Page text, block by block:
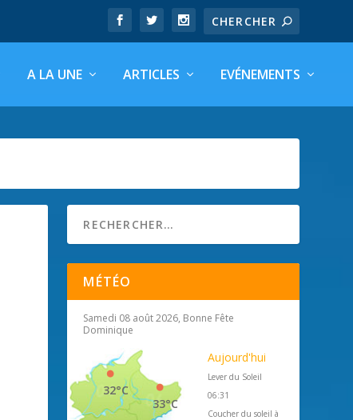
A LA UNE ARTICLES EVÉNEMENTS
MÉTÉO
Samedi 08 août 2026, Bonne Fête
Dominique
33°C
32°C
Aujourd'hui
Lever du Soleil
06:31
Coucher du soleil à